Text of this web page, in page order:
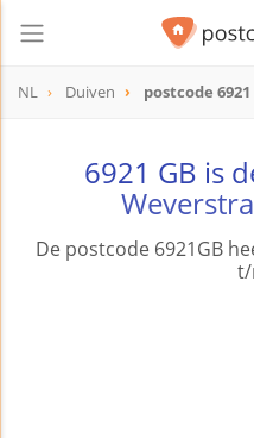
NL Duiven postcode 6921
6921 GB is
De postcode 6921GB
t/